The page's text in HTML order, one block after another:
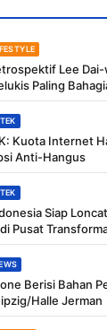
Lee
Paling
Kuota Internet
Anti-Hangus
Siap
Pusat
Berisi Bahan
Halle Jerman